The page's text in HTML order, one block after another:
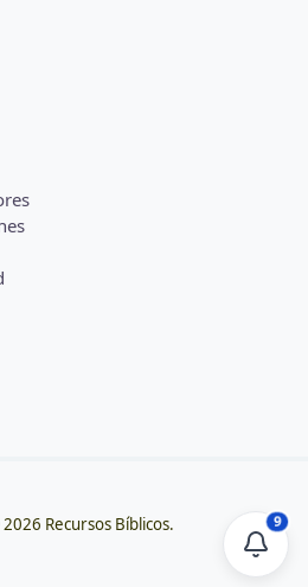
Recursos Bíblicos. 9